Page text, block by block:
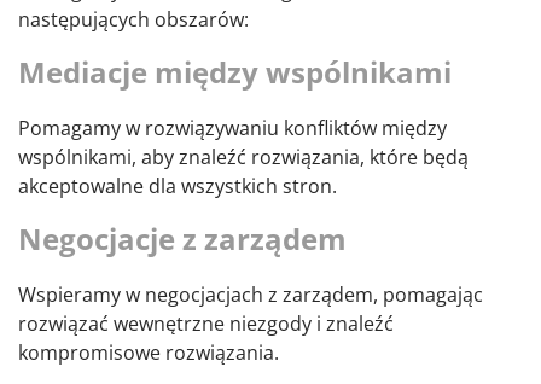
następujących obszarów:
Mediacje między wspólnikami
Pomagamy w rozwiązywaniu konfliktów między
wspólnikami, aby znaleźć rozwiązania, które będą
akceptowalne dla wszystkich stron.
Negocjacje z zarządem
Wspieramy w negocjacjach z zarządem, pomagając
rozwiązać wewnętrzne niezgody i znaleźć
kompromisowe rozwiązania.